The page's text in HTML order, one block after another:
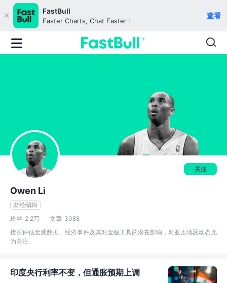
FastBull
Faster Charts, Chat Faster！
查看
关注
Owen Li
财经编辑
粉丝 2.2万 文章 3088
擅长评估宏观数据、经济事件及其对金融工具的潜在影响，对亚太地区动态尤
为关注。
印度央行利率不变，但通胀预期上调